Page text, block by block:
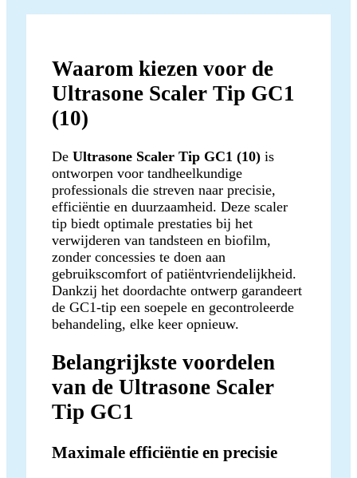
Waarom kiezen voor de
Ultrasone Scaler Tip GC1
(10)
De Ultrasone Scaler Tip GC1 (10) is
ontworpen voor tandheelkundige
professionals die streven naar precisie,
efficiëntie en duurzaamheid. Deze scaler
tip biedt optimale prestaties bij het
verwijderen van tandsteen en biofilm,
zonder concessies te doen aan
gebruikscomfort of patiëntvriendelijkheid.
Dankzij het doordachte ontwerp garandeert
de GC1-tip een soepele en gecontroleerde
behandeling, elke keer opnieuw.
Belangrijkste voordelen
van de Ultrasone Scaler
Tip GC1
Maximale efficiëntie en precisie